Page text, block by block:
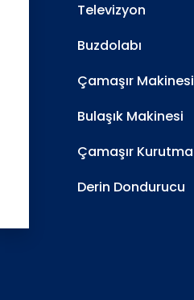
Televizyon
Buzdolabı
Çamaşır Makinesi
Bulaşık Makinesi
Çamaşır Kurutma
Derin Dondurucu